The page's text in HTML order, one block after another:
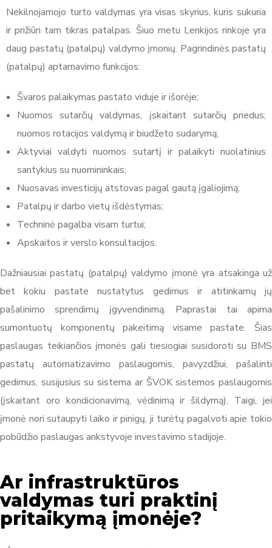
Nekilnojamojo turto valdymas yra visas skyrius, kuris sukuria
ir prižiūri tam tikras patalpas. Šiuo metu Lenkijos rinkoje yra
daug pastatų (patalpų) valdymo įmonių. Pagrindinės pastatų
(patalpų) aptarnavimo funkcijos:
Švaros palaikymas pastato viduje ir išorėje;
Nuomos sutarčių valdymas, įskaitant sutarčių priedus;
nuomos rotacijos valdymą ir biudžeto sudarymą;
Aktyviai valdyti nuomos sutartį ir palaikyti nuolatinius
santykius su nuomininkais;
Nuosavas investicijų atstovas pagal gautą įgaliojimą;
Patalpų ir darbo vietų išdėstymas;
Techninė pagalba visam turtui;
Apskaitos ir verslo konsultacijos.
Dažniausiai pastatų (patalpų) valdymo įmonė yra atsakinga už
bet kokiu pastate nustatytus gedimus ir atitinkamų jų
pašalinimo sprendimų įgyvendinimą. Paprastai tai apima
sumontuotų komponentų pakeitimą visame pastate. Šias
paslaugas teikiančios įmonės gali tiesiogiai susidoroti su BMS
pastatų automatizavimo paslaugomis, pavyzdžiui, pašalinti
gedimus, susijusius su sistema ar ŠVOK sistemos paslaugomis
(įskaitant oro kondicionavimą, vėdinimą ir šildymą). Taigi, jei
įmonė nori sutaupyti laiko ir pinigų, ji turėtų pagalvoti apie tokio
pobūdžio paslaugas ankstyvoje investavimo stadijoje.
Ar infrastruktūros
valdymas turi praktinį
pritaikymą įmonėje?